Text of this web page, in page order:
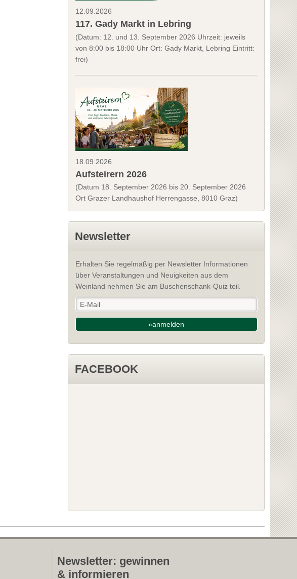
12.09.2026
117. Gady Markt in Lebring
(Datum: 12. und 13. September 2026 Uhrzeit: jeweils
von 8:00 bis 18:00 Uhr Ort: Gady Markt, Lebring Eintritt:
frei)
18.09.2026
Aufsteirern 2026
(Datum 18. September 2026 bis 20. September 2026
Ort Grazer Landhaushof Herrengasse, 8010 Graz)
Newsletter
Erhalten Sie regelmäßig per Newsletter Informationen
über Veranstaltungen und Neuigkeiten aus dem
Weinland nehmen Sie am Buschenschank-Quiz teil.
»anmelden
FACEBOOK
Newsletter: gewinnen
& informieren